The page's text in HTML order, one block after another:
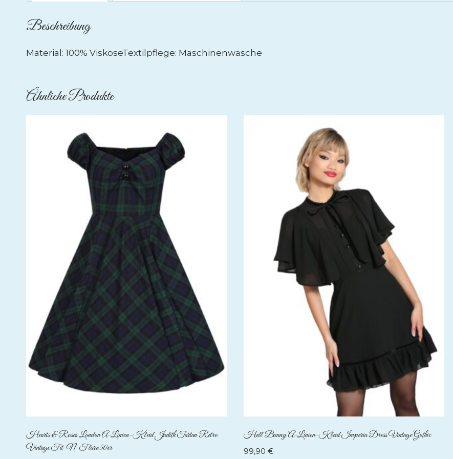
Beschreibung
Material: 100% ViskoseTextilpflege: Maschinenwäsche
Ähnliche Produkte
Hearts & Roses London A-Linien-Kleid Judith Tartan Retro
Vintage Fit-N-Flare 50er
Hell Bunny A-Linien-Kleid Imperia Dress Vintage Gothic
99,90 €